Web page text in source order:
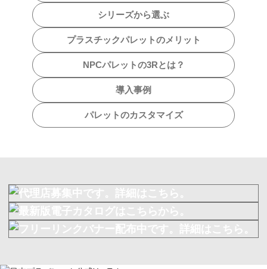
シリーズから選ぶ
プラスチックパレットのメリット
NPCパレットの3Rとは？
導入事例
パレットのカスタマイズ